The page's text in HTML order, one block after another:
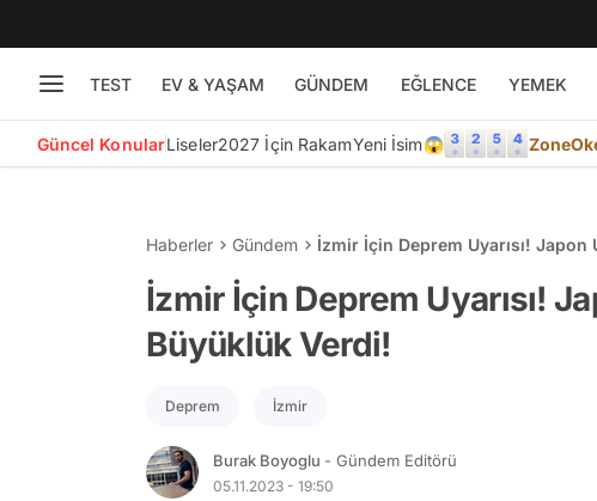
TEST EV & YAŞAM GÜNDEM EĞLENCE YEMEK
Güncel KonularLiseler2027 İçin RakamYeni İsim😱
Haberler Gündem İzmir İçin Deprem Uyarısı!
İzmir İçin Deprem Uyarısı!
Büyüklük Verdi!
Deprem İzmir
Burak Boyoglu - Gündem Editörü
05.11.2023 - 19:50